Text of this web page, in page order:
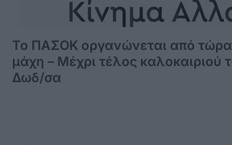
Το ΠΑΣΟΚ οργανώνεται από τώρα
μάχη – Μέχρι τέλος καλοκαιριού
Δωδ/σα